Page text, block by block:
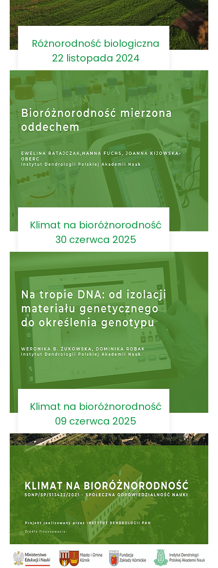
Różnorodność biologiczna
22 listopada 2024
Klimat na bioróżnorodność
30 czerwca 2025
Klimat na bioróżnorodność
09 czerwca 2025